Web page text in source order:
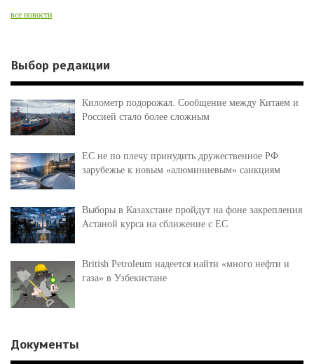
все новости
Выбор редакции
Километр подорожал. Сообщение между Китаем и
Россией стало более сложным
ЕС не по плечу принудить дружественное РФ
зарубежье к новым «алюминиевым» санкциям
Выборы в Казахстане пройдут на фоне закрепления
Астаной курса на сближение с ЕС
British Petroleum надеется найти «много нефти и
газа» в Узбекистане
Документы